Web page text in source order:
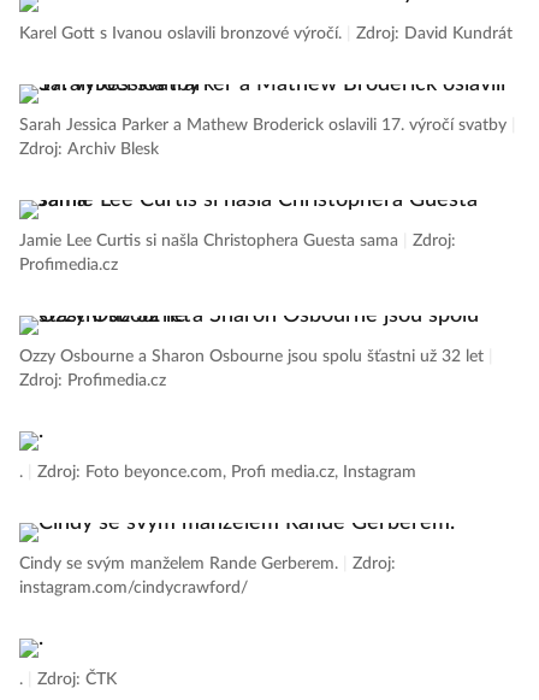
Karel Gott s Ivanou oslavili bronzové výročí. Zdroj: David Kundrát
Sarah Jessica Parker a Mathew Broderick oslavili 17. výročí svatby
Zdroj: Archiv Blesk
Jamie Lee Curtis si našla Christophera Guesta sama
Zdroj:
Profimedia.cz
Ozzy Osbourne a Sharon Osbourne jsou spolu šťastni už 32 let
Zdroj: Profimedia.cz
. Zdroj: Foto beyonce.com, Profi media.cz, Instagram
Cindy se svým manželem Rande Gerberem.
Zdroj:
instagram.com/cindycrawford/
. Zdroj: ČTK